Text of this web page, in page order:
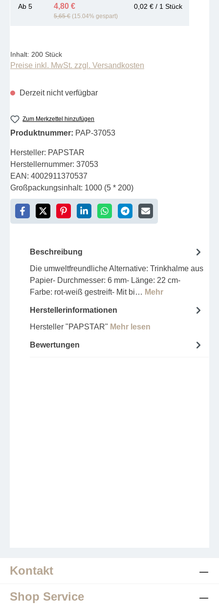
Ab 5 4,80 €
5,65 € (15.04% gespart)
0,02 € / 1 Stück
Inhalt: 200 Stück
Preise inkl. MwSt. zzgl. Versandkosten
Derzeit nicht verfügbar
Zum Merkzettel hinzufügen
Produktnummer: PAP-37053
Hersteller: PAPSTAR
Herstellernummer: 37053
EAN: 4002911370537
Großpackungsinhalt: 1000 (5 * 200)
Beschreibung
Die umweltfreundliche Alternative: Trinkhalme aus
Papier- Durchmesser: 6 mm- Länge: 22 cm-
Farbe: rot-weiß gestreift- Mit bi… Mehr
Herstellerinformationen
Hersteller "PAPSTAR" Mehr lesen
Bewertungen
Kontakt
Shop Service